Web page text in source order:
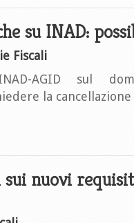
su INAD:
Fiscali
AGID sul
la cancellazione
nuovi